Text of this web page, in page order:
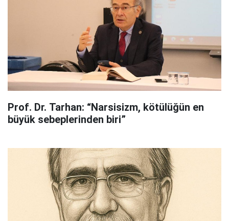
Prof. Dr. Tarhan: “Narsisizm, kötülüğün en
büyük sebeplerinden biri”